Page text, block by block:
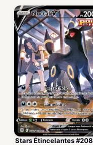
Stars Étincelantes #208